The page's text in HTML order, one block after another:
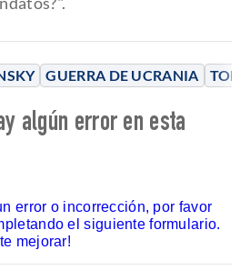
GUERRA DE UCRANIA TOP
algún error en esta
error o incorrección, por favor
el siguiente formulario.
mejorar!